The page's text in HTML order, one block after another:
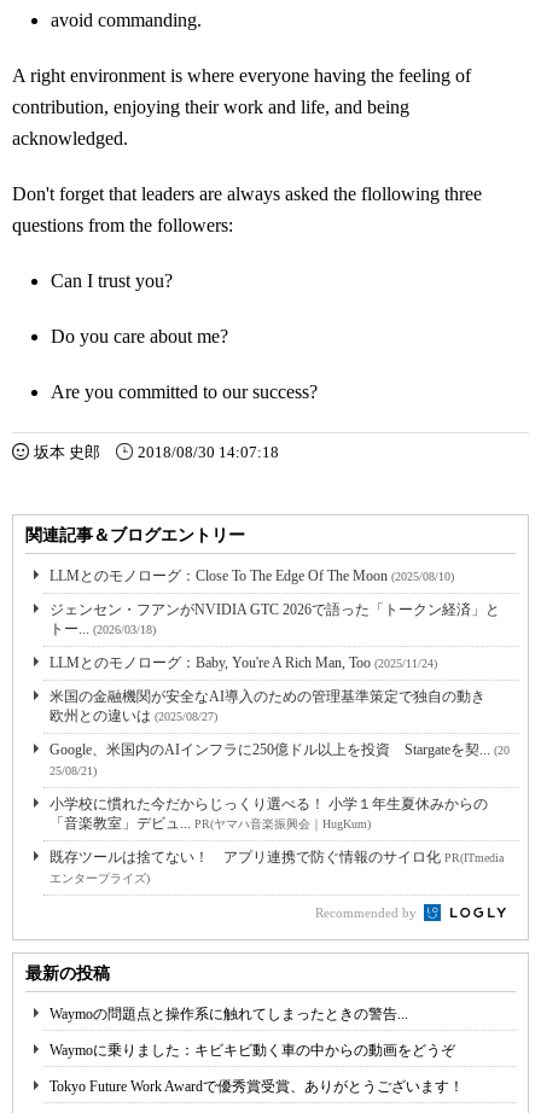
avoid commanding.
A right environment is where everyone having the feeling of
contribution, enjoying their work and life, and being
acknowledged.
Don't forget that leaders are always asked the flollowing three
questions from the followers:
Can I trust you?
Do you care about me?
Are you committed to our success?
坂本 史郎 2018/08/30 14:07:18
関連記事＆ブログエントリー
LLMとのモノローグ：Close To The Edge Of The Moon (2025/08/10)
ジェンセン・フアンがNVIDIA GTC 2026で語った「トークン経済」と
トー... (2026/03/18)
LLMとのモノローグ：Baby, You're A Rich Man, Too (2025/11/24)
米国の金融機関が安全なAI導入のための管理基準策定で独自の動き
欧州との違いは (2025/08/27)
Google、米国内のAIインフラに250億ドル以上を投資 Stargateを契... (20
25/08/21)
小学校に慣れた今だからじっくり選べる！ 小学１年生夏休みからの
「音楽教室」デビュ... PR(ヤマハ音楽振興会｜HugKum)
既存ツールは捨てない！ アプリ連携で防ぐ情報のサイロ化 PR(ITmedia
エンタープライズ)
Recommended by
最新の投稿
Waymoの問題点と操作系に触れてしまったときの警告...
Waymoに乗りました：キビキビ動く車の中からの動画をどうぞ
Tokyo Future Work Awardで優秀賞受賞、ありがとうございます！